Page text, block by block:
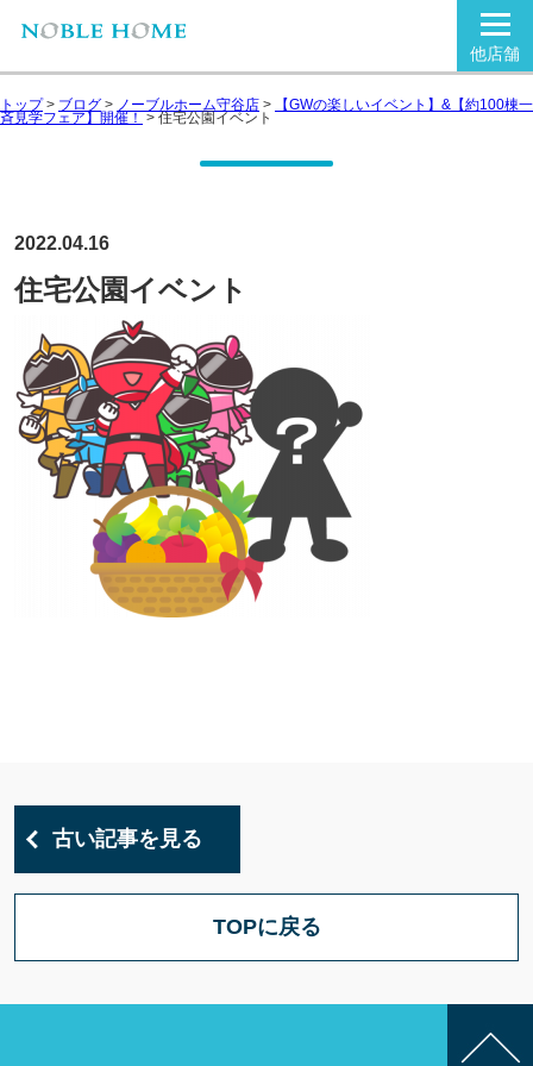
他店舗
トップ> ブログ > ノーブルホーム守谷店 > 【GWの楽しいイベント】&【約100棟一
斉見学フェア】開催！ > 住宅公園イベント
2022.04.16
住宅公園イベント
古い記事を見る
TOPに戻る